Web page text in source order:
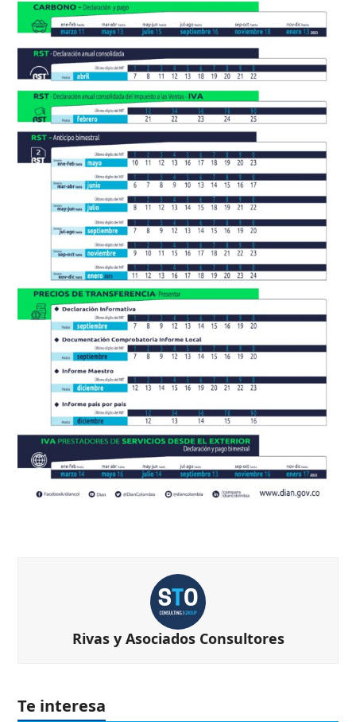
Rivas y Asociados Consultores
Te interesa